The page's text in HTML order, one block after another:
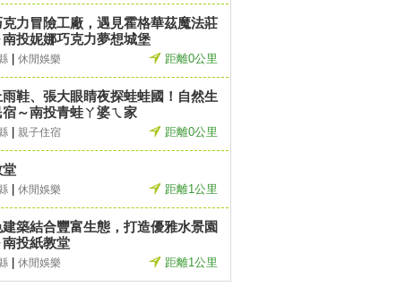
力冒險工廠，遇見霍格華茲魔法莊
南投妮娜巧克力夢想城堡
休閒娛樂 距離0公里
雨鞋、張大眼睛夜探蛙蛙國！自然生
～南投青蛙ㄚ婆ㄟ家
親子住宿 距離0公里
堂
休閒娛樂 距離1公里
築結合豐富生態，打造優雅水景園
南投紙教堂
休閒娛樂 距離1公里